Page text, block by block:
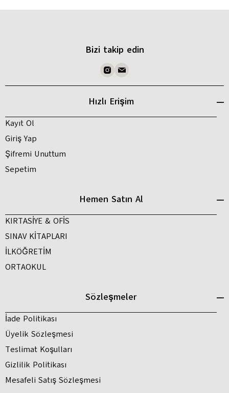
Bizi takip edin
Hızlı Erişim
Kayıt Ol
Giriş Yap
Şifremi Unuttum
Sepetim
Hemen Satın Al
KIRTASİYE & OFİS
SINAV KİTAPLARI
İLKÖĞRETİM
ORTAOKUL
Sözleşmeler
İade Politikası
Üyelik Sözleşmesi
Teslimat Koşulları
Gizlilik Politikası
Mesafeli Satış Sözleşmesi